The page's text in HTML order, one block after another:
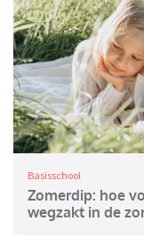
Basisschool
Zomerdip: hoe
wegzakt in de